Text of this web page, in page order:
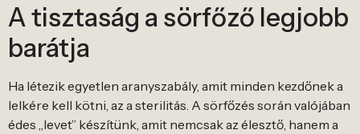
A tisztaság a sörfőző legjobb
barátja
Ha létezik egyetlen aranyszabály, amit minden kezdőnek a
lelkére kell kötni, az a sterilitás. A sörfőzés során valójában
édes „levet” készítünk, amit nemcsak az élesztő, hanem a